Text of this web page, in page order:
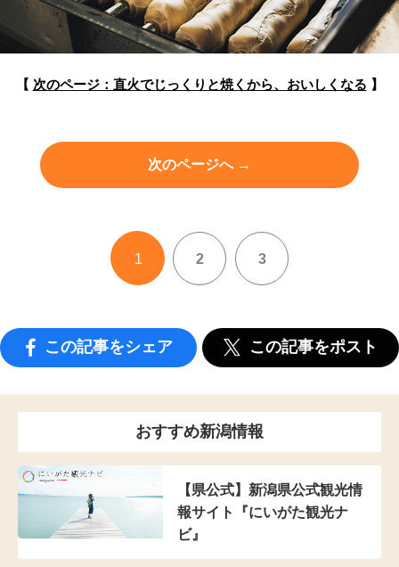
【 次のページ：直火でじっくりと焼くから、おいしくなる 】
次のページへ →
1 2 3
この記事をシェア この記事をポスト
おすすめ新潟情報
【県公式】新潟県公式観光情
報サイト『にいがた観光ナ
ビ』